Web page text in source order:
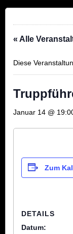
« Alle
Diese
Januar 14 @
Zum
DETAILS
Datum: